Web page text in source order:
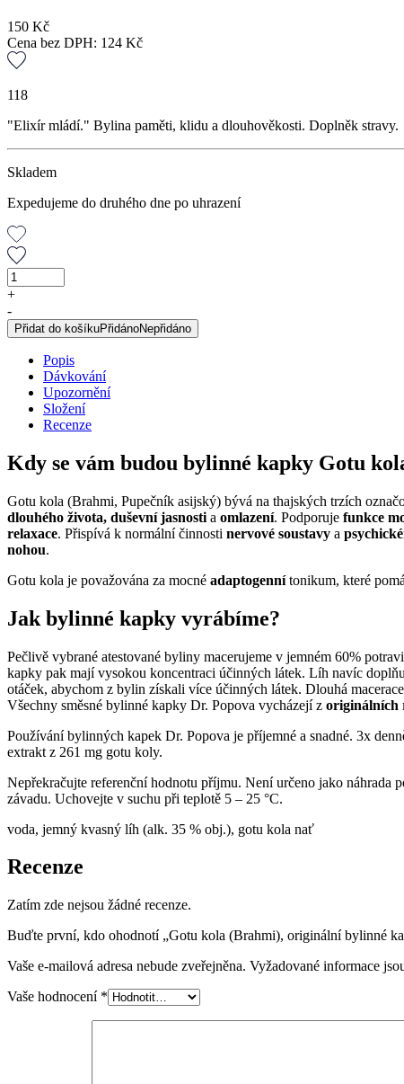
150 Kč
Cena bez DPH: 124 Kč
118
"Elixír mládí." Bylina paměti, klidu a dlouhověkosti. Doplněk stravy.
Skladem
Expedujeme do druhého dne po uhrazení
Gotu
kola
originální
bylinné
kapky,
množství
+
-
Přidat do košíkuPřidánoNepřidáno
Popis
Dávkování
Upozornění
Složení
Recenze
Kdy se vám budou bylinné kapky Gotu
Gotu kola (Brahmi, Pupečník asijský) bývá na thajských trzích
dlouhého života, duševní jasnosti a omlazení. Podporuje funkce
relaxace. Přispívá k normální činnosti nervové soustavy a
nohou.
Gotu kola je považována za mocné adaptogennítonikum, které
Jak bylinné kapky vyrábíme?
Pečlivě vybrané atestované byliny macerujeme v jemném 60%
kapky pak mají vysokou koncentraci účinných látek. Líh navíc
otáček, abychom z bylin získali více účinných látek. Dlouhá
Všechny směsné bylinné kapky Dr. Popova vycházejí z originálních
Používání bylinných kapek Dr. Popova je příjemné a snadné. 3x
extrakt z 261 mg gotu koly.
Nepřekračujte referenční hodnotu příjmu. Není určeno jako náhrada
závadu. Uchovejte v suchu při teplotě 5 – 25 °C.
voda, jemný kvasný líh (alk. 35 % obj.), gotu kola nať
Recenze
Zatím zde nejsou žádné recenze.
Buďte první, kdo ohodnotí „Gotu kola (Brahmi), originální bylinné
Vaše e-mailová adresa nebude zveřejněna. Vyžadované informace
Vaše hodnocení *